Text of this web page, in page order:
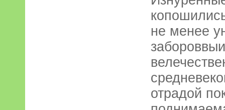
не менее
отрадой